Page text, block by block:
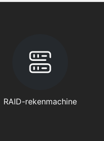
RAID-rekenmachine